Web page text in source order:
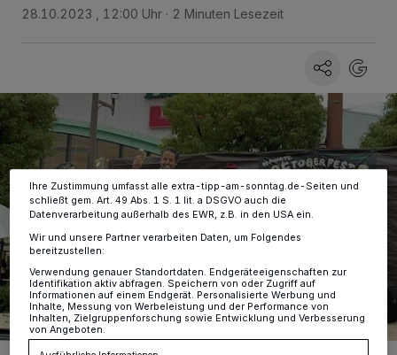
28.10.2023 , 12:00 Uhr 2 Minuten Lesezeit
Wir und unsere218 -Partner speichern und greifen auf
personenbezogene Daten wie Browserdaten oder eindeutige
verarbeiten Daten, um Ihnen Dienste bereitzustellen“ aufgeführten
Zwecke. Wenn Tracker deaktiviert sind, sind manche Inhalte und
Anzeigen möglicherweise nicht mehr so relevant für Sie. Sie können
dieses Menü jederzeit wieder aufrufen, um Ihre Einstellungen zu
ändern oder Ihre Einwilligung zu widerrufen, indem Sie auf den Link
Einstellungen oder Ablehnen am unteren Rand der Webseite klicken.
Ihre Einstellungen gelten innerhalb unseres Website. Weitere
Informationen finden Sie in unserer Datenschutzerklärung.
Ihre Zustimmung umfasst alle extra-tipp-am-sonntag.de-Seiten und
schließt gem. Art. 49 Abs. 1 S. 1 lit. a DSGVO auch die
Datenverarbeitung außerhalb des EWR, z.B. in den USA ein.
Wir und unsere Partner verarbeiten Daten, um Folgendes
bereitzustellen:
Verwendung genauer Standortdaten. Endgeräteeigenschaften zur
Identifikation aktiv abfragen. Speichern von oder Zugriff auf
Informationen auf einem Endgerät. Personalisierte Werbung und
Inhalte, Messung von Werbeleistung und der Performance von
Inhalten, Zielgruppenforschung sowie Entwicklung und Verbesserung
von Angeboten.